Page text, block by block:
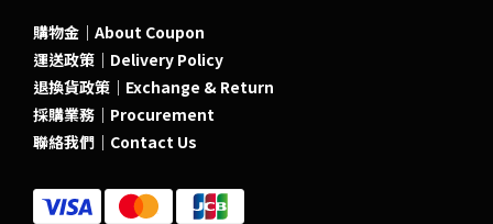
購物金｜About Coupon
運送政策｜Delivery Policy
退換貨政策｜Exchange & Return
採購業務｜Procurement
聯絡我們｜Contact Us